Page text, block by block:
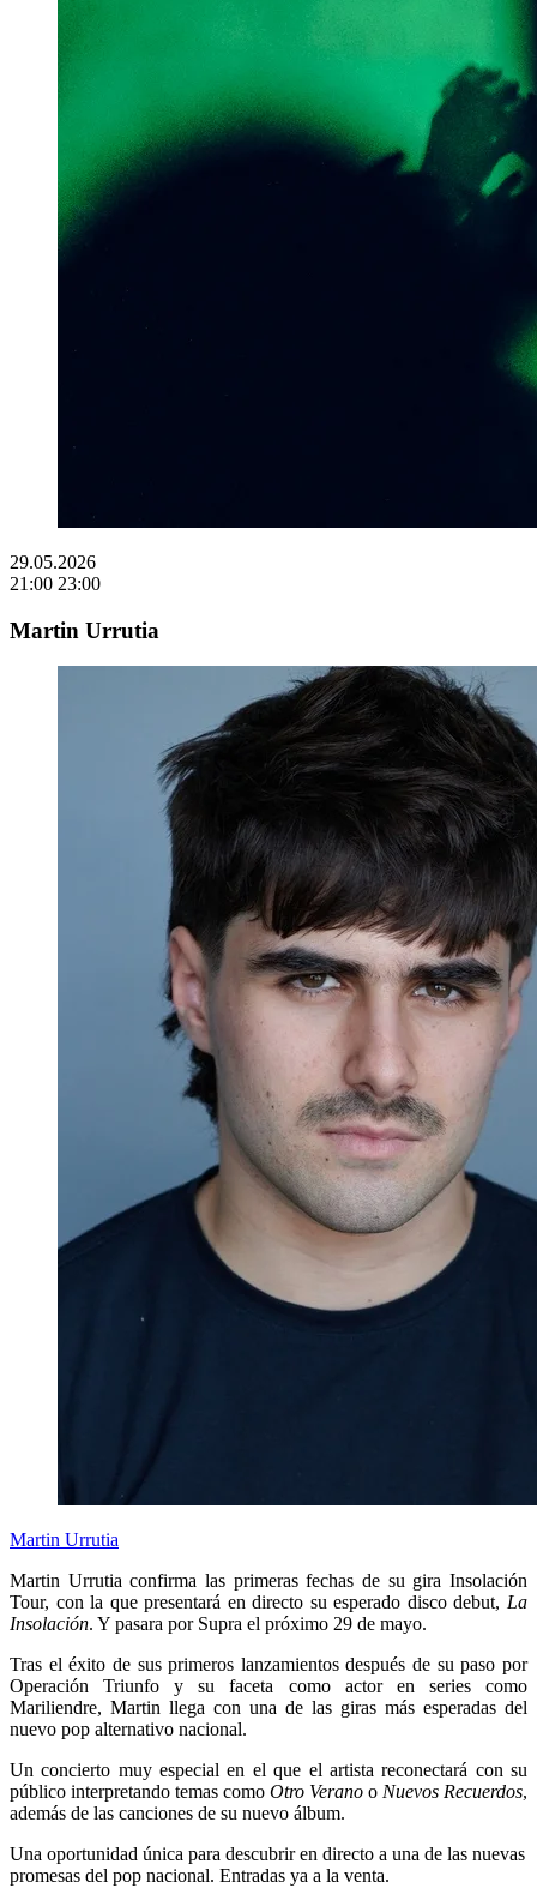
29.05.2026
21:00 23:00
Martin Urrutia
Martin Urrutia
Martin Urrutiaconfirma las primeras fechas de su giraInsolación
Tour, con la que presentará en directo su esperado disco debut, La
Insolación. Y pasara por Supra el próximo 29 de mayo.
Tras el éxito de sus primeros lanzamientos después de su paso por
Operación Triunfo y su faceta como actor en series como
Mariliendre, Martin llega con una de las giras más esperadas del
nuevo pop alternativo nacional.
Un concierto muy especial en el que el artista reconectará con su
público interpretando temas como Otro Verano o Nuevos Recuerdos,
además de las canciones de su nuevo álbum.
Una oportunidad única para descubrir en directo a una de las nuevas
promesas del pop nacional. Entradas ya a la venta.